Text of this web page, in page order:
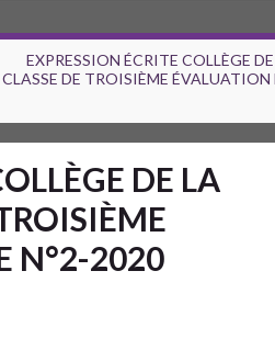
EXPRESSION ÉCRITE COLLÈGE
CLASSE DE TROISIÈME ÉVALUATION
DE LA
N°2-2020